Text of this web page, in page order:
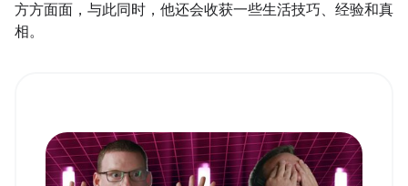
方方面面，与此同时，他还会收获一些生活技巧、经验和真
相。